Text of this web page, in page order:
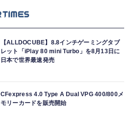
【ALLDOCUBE】8.8インチゲーミングタブ
レット「iPlay 80 mini Turbo」を8月13日に
日本で世界最速発売
CFexpress 4.0 Type A Dual VPG 400/800メ
モリーカードを販売開始